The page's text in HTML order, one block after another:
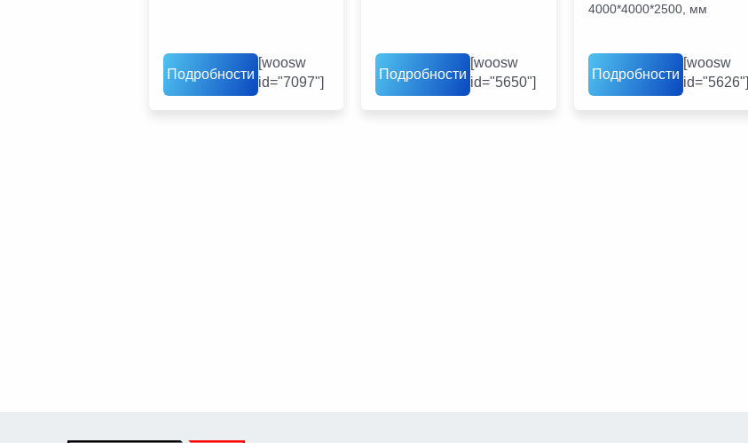
Подробности
[woosw
id="7097"]
Подробности
[woosw
id="5650"]
4000*4000*2500, мм
Подробности
[woosw
id="5626"]